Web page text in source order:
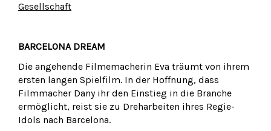
Gesellschaft
BARCELONA DREAM
Die angehende Filmemacherin Eva träumt von ihrem
ersten langen Spielfilm. In der Hoffnung, dass
Filmmacher Dany ihr den Einstieg in die Branche
ermöglicht, reist sie zu Dreharbeiten ihres Regie-
Idols nach Barcelona.